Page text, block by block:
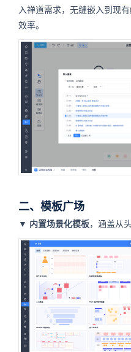
入禅道需求，无缝嵌入到现
效率。
二、模板广场
▼ 内置场景化模板，涵盖从